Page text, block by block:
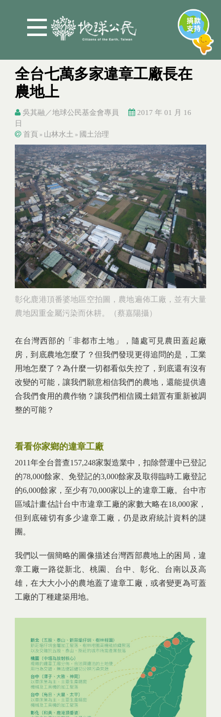
全台七萬多家違章工廠長在
農地上
吳其融／地球公民基金會專員
2017 年 01 月 16
日
You are here
首頁 » 山林水土 » 國土治理
You are here
彰化鹿港頂番婆地區空拍圖，農地遍佈工廠，並有大量
農地因重金屬污染而休耕。（蔡嘉陽攝）
在台灣西部的「非都市土地」，隨處可見農田蓋起廠
房，到底農地怎麼了？但我們發現更得追問的是，工業
用地怎麼了？為什麼一切都看似失控了，到底還有沒有
改變的可能，讓我們願意相信我們的農地，還能提供適
合我們食用的農作物？讓我們相信國土錯置有重新被調
整的可能？
看看你家鄉的違章工廠
2011年全台普查157,248家製造業中，扣除營運中已登記
的78,000餘家、免登記的3,000餘家及取得臨時工廠登記
的6,000餘家，至少有70,000家以上的違章工廠。台中市
區域計畫估計台中市違章工廠的家數大略在18,000家，
但到底確切有多少違章工廠，仍是政府統計資料的謎
團。
我們以一個簡略的圖像描述台灣西部農地上的困局，違
章工廠一路從新北、桃園、台中、彰化、台南以及高
雄，在大大小小的農地蓋了違章工廠，或者變更為可蓋
工廠的丁種建築用地。